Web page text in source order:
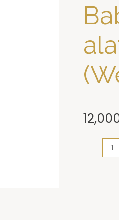
Babaváró:
Szívem